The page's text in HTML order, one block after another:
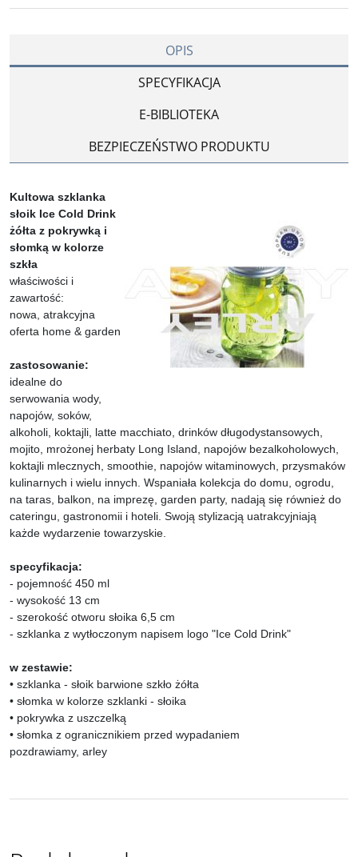
OPIS
SPECYFIKACJA
E-BIBLIOTEKA
BEZPIECZEŃSTWO PRODUKTU
Kultowa szklanka
słoik Ice Cold Drink
żółta z pokrywką i
słomką w kolorze
szkła
właściwości i
zawartość:
nowa, atrakcyjna
oferta home & garden
zastosowanie:
idealne do
serwowania wody,
napojów, soków,
alkoholi, koktajli, latte macchiato, drinków długodystansowych,
mojito, mrożonej herbaty Long Island, napojów bezalkoholowych,
koktajli mlecznych, smoothie, napojów witaminowych, przysmaków
kulinarnych i wielu innych. Wspaniała kolekcja do domu, ogrodu,
na taras, balkon, na imprezę, garden party, nadają się również do
cateringu, gastronomii i hoteli. Swoją stylizacją uatrakcyjniają
każde wydarzenie towarzyskie.
specyfikacja:
- pojemność 450 ml
- wysokość 13 cm
- szerokość otworu słoika 6,5 cm
- szklanka z wytłoczonym napisem logo "Ice Cold Drink"
w zestawie:
• szklanka - słoik barwione szkło żółta
• słomka w kolorze szklanki - słoika
• pokrywka z uszczelką
• słomka z ogranicznikiem przed wypadaniem
pozdrawiamy, arley